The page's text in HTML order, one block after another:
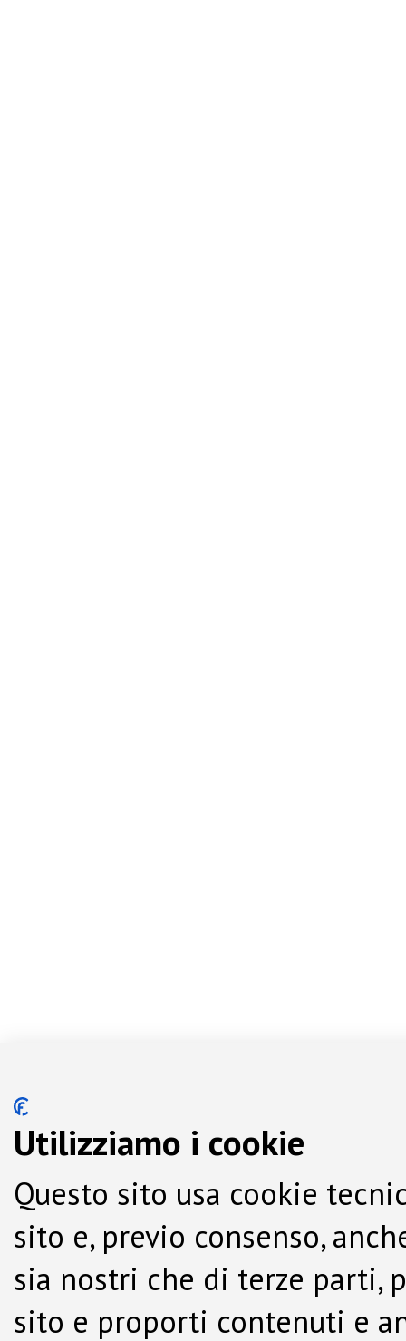
Utilizziamo i cookie
Questo sito usa cookie
sito e, previo consenso,
sia nostri che di terze parti,
sito e proporti contenuti e